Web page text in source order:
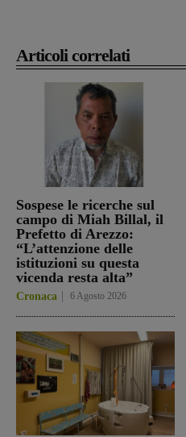
Articoli correlati
Sospese le ricerche sul
campo di Miah Billal, il
Prefetto di Arezzo:
“L’attenzione delle
istituzioni su questa
vicenda resta alta”
Cronaca 6 Agosto 2026